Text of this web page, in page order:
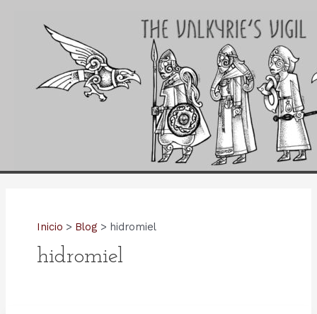
Inicio Blog hidromiel
hidromiel